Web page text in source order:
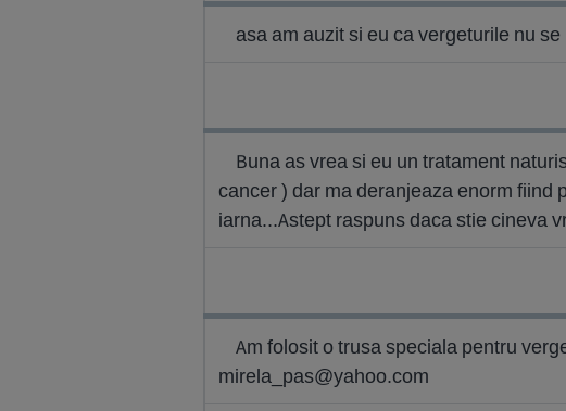
asa am auzit si eu ca vergeturile nu
Buna as vrea si eu un tratament
cancer ) dar ma deranjeaza enorm fiind
iarna...Astept raspuns daca stie cineva
Am folosit o trusa speciala pentru
mirela_pas@yahoo.com